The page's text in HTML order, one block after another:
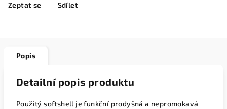
Zeptat se Sdílet
Popis
Detailní popis produktu
Použitý softshell je funkční prodyšná a nepromokavá